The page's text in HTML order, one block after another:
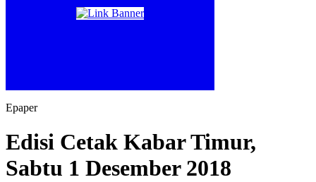
Epaper
Edisi Cetak Kabar Timur,
Sabtu 1 Desember 2018